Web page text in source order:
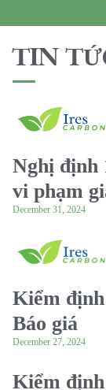
TIN
Nghị định
vi phạm
December 31, 2024
Kiểm
Báo giá
December 27, 2024
Kiểm